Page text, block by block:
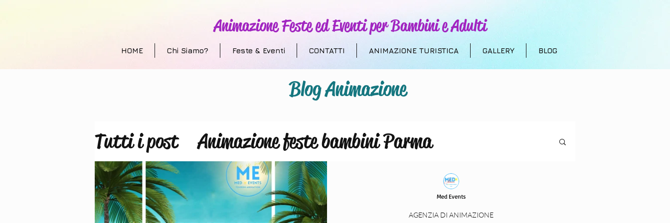
Animazione Feste ed Eventi per Bambini e Adulti
HOME Chi Siamo? Feste & Eventi CONTATTI ANIMAZIONE TURISTICA GALLERY BLOG
Blog Animazione
Tutti i post
Animazione feste bambini Parma
Allestimento e Addobbi a Tema
Animazione Turistica
AGENZIA DI ANIMAZIONE
Med Events